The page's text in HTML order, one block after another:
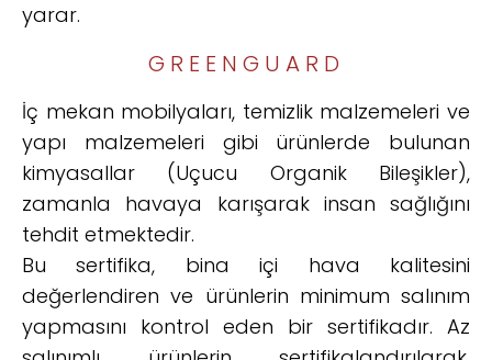
yarar.
GREENGUARD
İç mekan mobilyaları, temizlik malzemeleri ve
yapı malzemeleri gibi ürünlerde bulunan
kimyasallar (Uçucu Organik Bileşikler),
zamanla havaya karışarak insan sağlığını
tehdit etmektedir.
Bu sertifika, bina içi hava kalitesini
değerlendiren ve ürünlerin minimum salınım
yapmasını kontrol eden bir sertifikadır. Az